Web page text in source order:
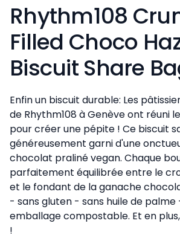
Rhythm108
Filled Choco
Biscuit Share
Enfin un biscuit durable: Les
de Rhythm108 à Genève ont réuni
pour créer une pépite ! Ce biscuit
généreusement garni d'une
chocolat praliné vegan. Chaque
parfaitement équilibrée entre le
et le fondant de la ganache
- sans gluten - sans huile de palme
emballage compostable. Et en
!